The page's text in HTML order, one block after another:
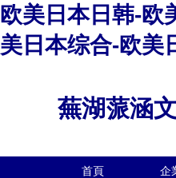
欧美日本日韩-欧
美日本综合-欧美
蕪湖蒎涵
首頁 企